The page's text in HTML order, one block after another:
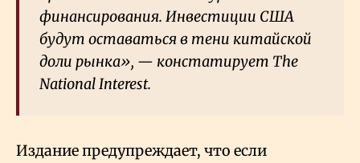
финансирования. Инвестиции США
будут оставаться в тени китайской
доли рынка», — констатирует The
National Interest.
Издание предупреждает, что если